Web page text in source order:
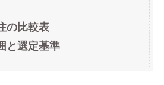
の比較表
と選定基準